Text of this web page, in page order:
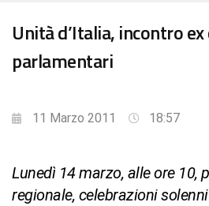
Unità d’Italia, incontro
parlamentari
11 Marzo 2011 18:57
Lunedì 14 marzo, alle ore 10,
regionale, celebrazioni